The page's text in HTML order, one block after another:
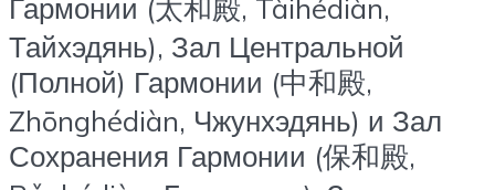
Гармонии (太和殿, Tàihédiàn,
Тайхэдянь), Зал Центральной
(Полной) Гармонии (中和殿,
Zhōnghédiàn, Чжунхэдянь) и Зал
Сохранения Гармонии (保和殿,